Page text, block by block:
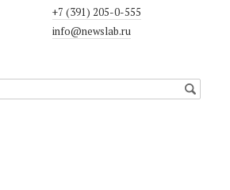
+7 (391) 205-0-555
info@newslab.ru